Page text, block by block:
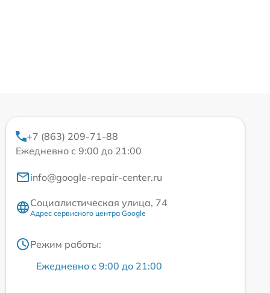
+7 (863) 209-71-88
Ежедневно с 9:00 до 21:00
info@google-repair-center.ru
Социалистическая улица, 74
Адрес сервисного центра Google
Режим работы:
Ежедневно с 9:00 до 21:00